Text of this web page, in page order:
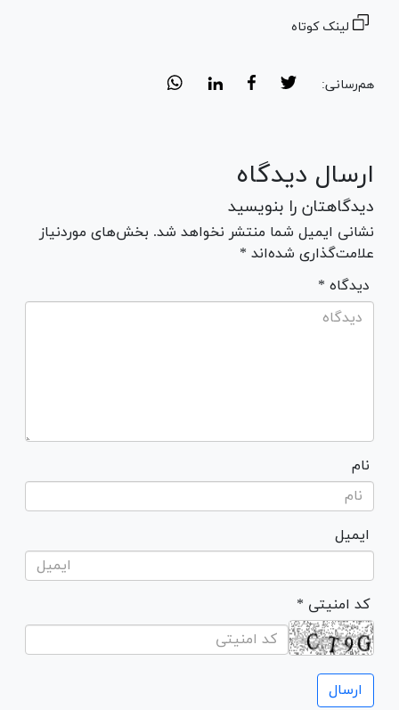
لینک کوتاه
هم‌رسانی:
ارسال دیدگاه
دیدگاهتان را بنویسید
نشانی ایمیل شما منتشر نخواهد شد. بخش‌های موردنیاز
علامت‌گذاری شده‌اند *
* دیدگاه
نام
ایمیل
* کد امنیتی